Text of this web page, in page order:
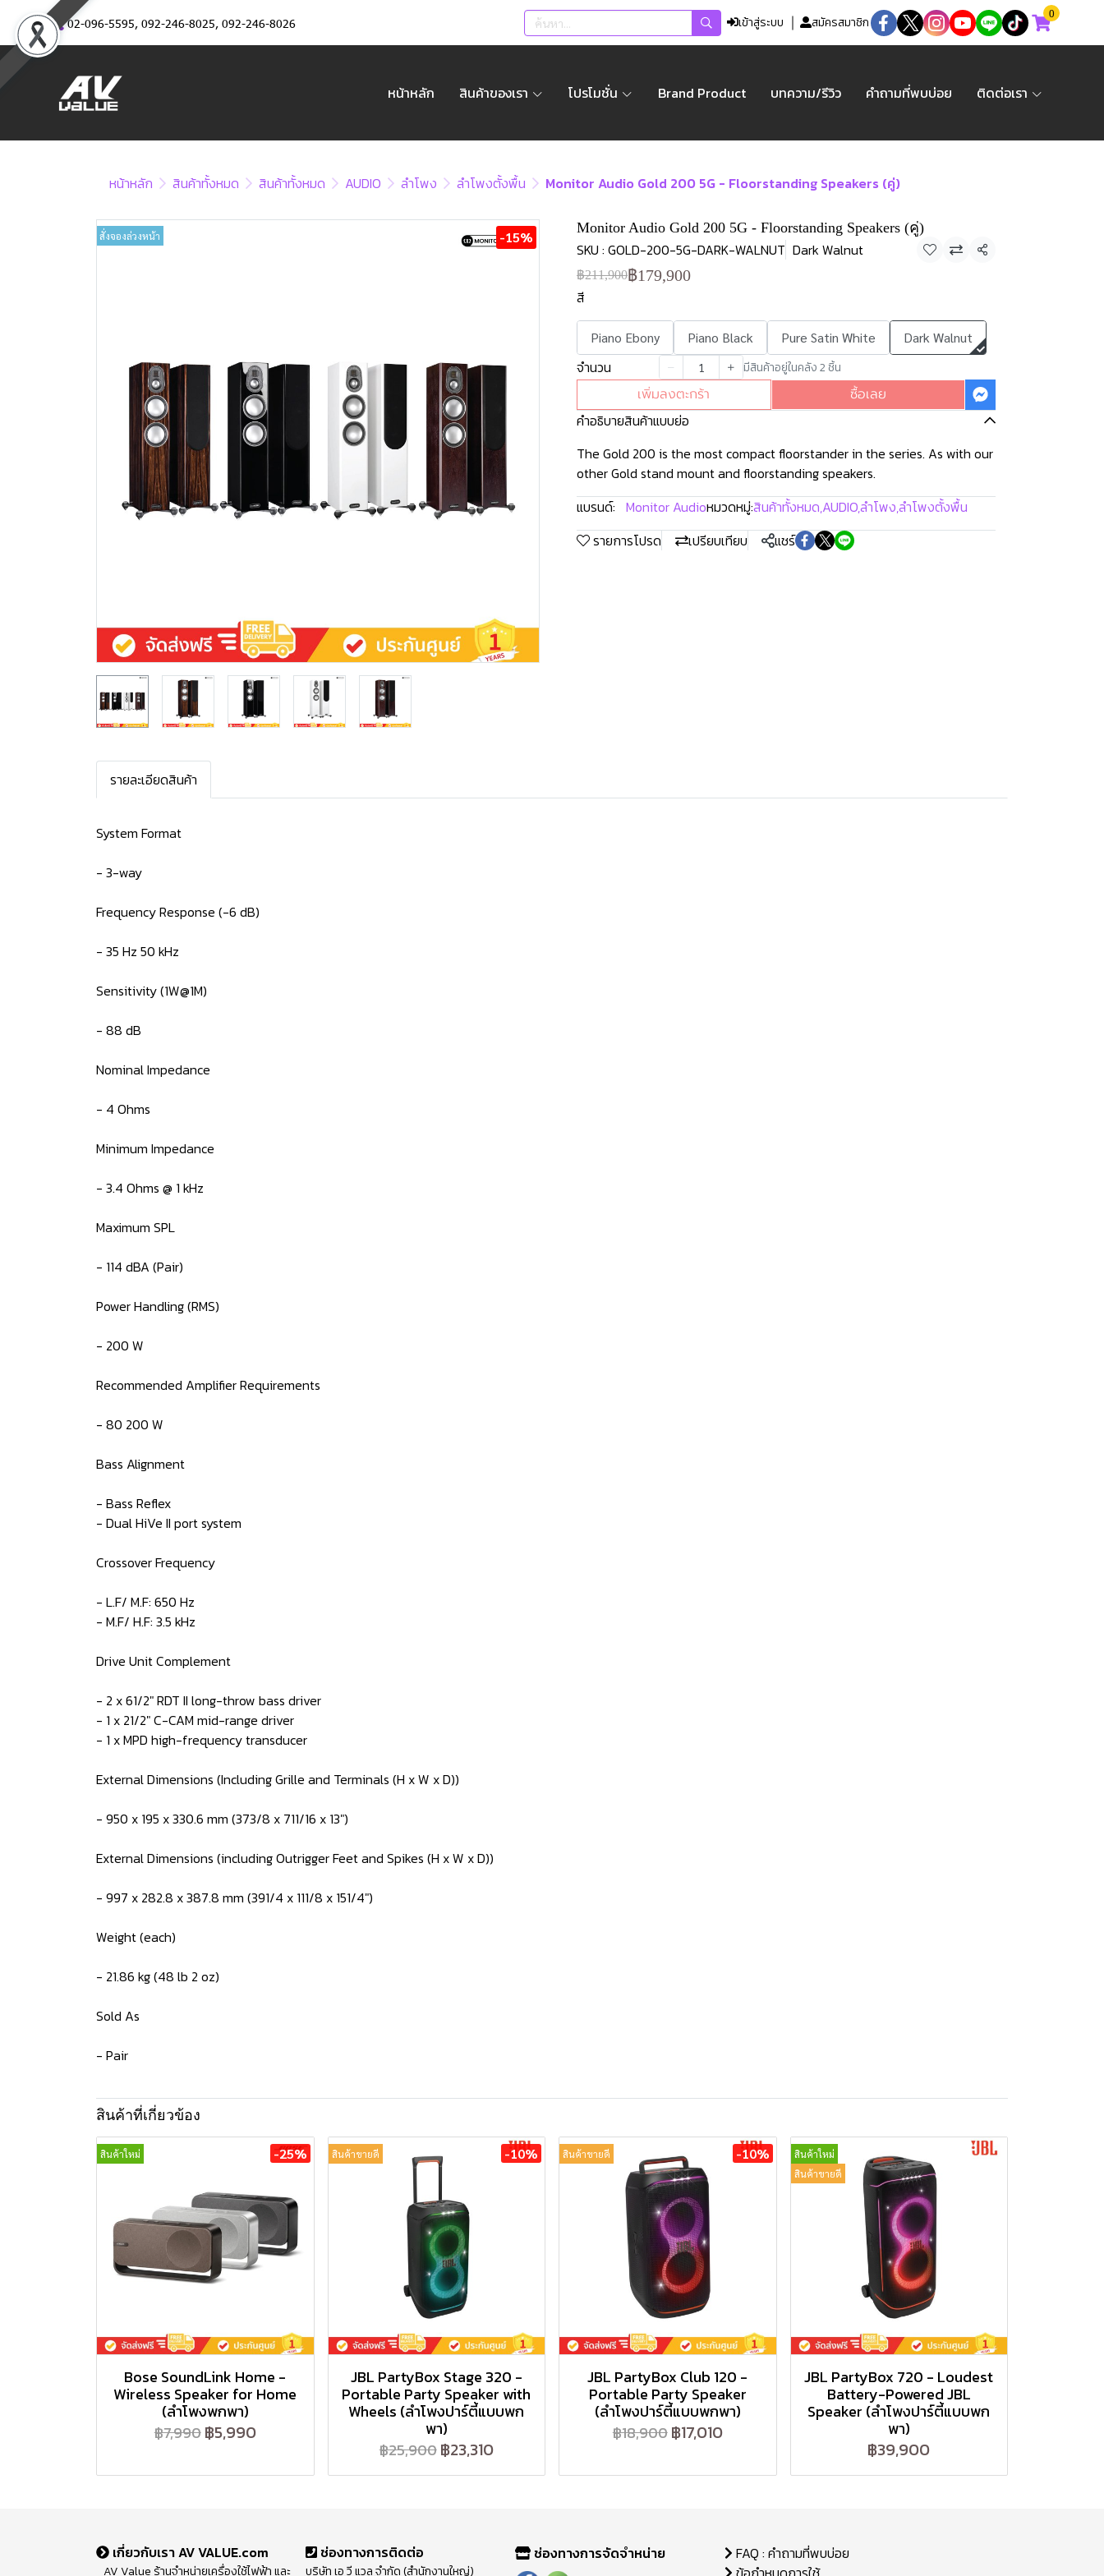
02-096-5595, 092-246-8025, 092-246-8026 เข้าสู่ระบบ สมัครสมาชิก
0
หน้าหลัก สินค้าของเรา โปรโมชั่น Brand Product บทความ/รีวิว คำถามที่พบบ่อย ติดต่อเรา
หน้าหลัก สินค้าทั้งหมด สินค้าทั้งหมด AUDIO ลำโพง ลำโพงตั้งพื้น Monitor Audio Gold 200 5G - Floorstanding Speakers (คู่)
สั่งจองล่วงหน้า -15%
Monitor Audio Gold 200 5G - Floorstanding Speakers (คู่)
SKU : GOLD-200-5G-DARK-WALNUT Dark Walnut แชร์
฿211,900฿179,900
สี
Piano Ebony Piano Black Pure Satin White Dark Walnut
จำนวน มีสินค้าอยู่ในคลัง 2 ชิ้น
เพิ่มลงตะกร้า
ซื้อเลย
คำอธิบายสินค้าแบบย่อ
The Gold 200 is the most compact floorstander in the series. As with our
other Gold stand mount and floorstanding speakers.
แบรนด์: Monitor Audioหมวดหมู่:สินค้าทั้งหมด,AUDIO,ลำโพง,ลำโพงตั้งพื้น
รายการโปรด
เปรียบเทียบ แชร์
รายละเอียดสินค้า
System Format
- 3-way
Frequency Response (-6 dB)
- 35 Hz 50 kHz
Sensitivity (1W@1M)
- 88 dB
Nominal Impedance
- 4 Ohms
Minimum Impedance
- 3.4 Ohms @ 1 kHz
Maximum SPL
- 114 dBA (Pair)
Power Handling (RMS)
- 200 W
Recommended Amplifier Requirements
- 80 200 W
Bass Alignment
- Bass Reflex
- Dual HiVe II port system
Crossover Frequency
- L.F/ M.F: 650 Hz
- M.F/ H.F: 3.5 kHz
Drive Unit Complement
- 2 x 61/2" RDT II long-throw bass driver
- 1 x 21/2" C-CAM mid-range driver
- 1 x MPD high-frequency transducer
External Dimensions (Including Grille and Terminals (H x W x D))
- 950 x 195 x 330.6 mm (373/8 x 711/16 x 13")
External Dimensions (including Outrigger Feet and Spikes (H x W x D))
- 997 x 282.8 x 387.8 mm (391/4 x 111/8 x 151/4")
Weight (each)
- 21.86 kg (48 lb 2 oz)
Sold As
- Pair
สินค้าที่เกี่ยวข้อง
สินค้าใหม่ -25%
Bose SoundLink Home -
Wireless Speaker for Home
(ลำโพงพกพา)
฿7,990฿5,990
สินค้าขายดี -10%
JBL PartyBox Stage 320 -
Portable Party Speaker with
Wheels (ลำโพงปาร์ตี้แบบพก
พา)
฿25,900฿23,310
สินค้าขายดี -10%
JBL PartyBox Club 120 -
Portable Party Speaker
(ลำโพงปาร์ตี้แบบพกพา)
฿18,900฿17,010
สินค้าใหม่
สินค้าขายดี
JBL PartyBox 720 - Loudest
Battery-Powered JBL
Speaker (ลำโพงปาร์ตี้แบบพก
พา)
฿39,900
เกี่ยวกับเรา AV VALUE.com
AV Value ร้านจำหน่ายเครื่องใช้ไฟฟ้า และ
ช่องทางการติดต่อ
บริษัท เอ วี แวลู จำกัด (สำนักงานใหญ่)
ช่องทางการจัดจำหน่าย
FAQ : คำถามที่พบบ่อย